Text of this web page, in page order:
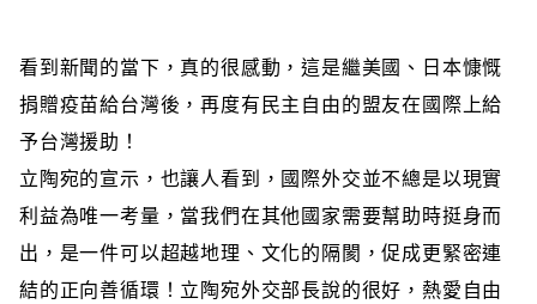
看到新聞的當下，真的很感動，這是繼美國、日本慷慨
捐贈疫苗給台灣後，再度有民主自由的盟友在國際上給
予台灣援助！
立陶宛的宣示，也讓人看到，國際外交並不總是以現實
利益為唯一考量，當我們在其他國家需要幫助時挺身而
出，是一件可以超越地理、文化的隔閡，促成更緊密連
結的正向善循環！立陶宛外交部長說的很好，熱愛自由